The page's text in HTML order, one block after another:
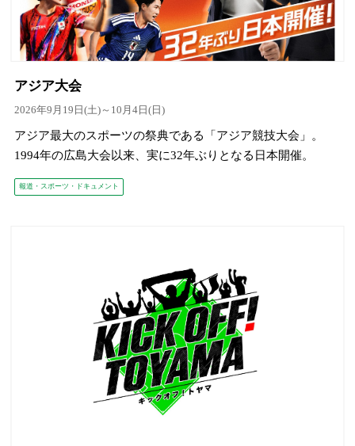
アジア大会
2026年9月19日(土)～10月4日(日)
アジア最大のスポーツの祭典である「アジア競技大会」。
1994年の広島大会以来、実に32年ぶりとなる日本開催。
報道・スポーツ・ドキュメント